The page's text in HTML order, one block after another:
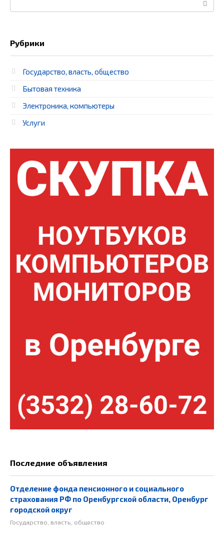
Рубрики
Государство, власть, общество
Бытовая техника
Электроника, компьютеры
Услуги
Последние объявления
Отделение фонда пенсионного и социального
страхования РФ по Оренбургской области, Оренбург
городской округ
Государство, власть, общество